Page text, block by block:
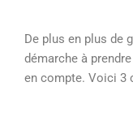
De plus en plus de
démarche à
en compte. Voici 3